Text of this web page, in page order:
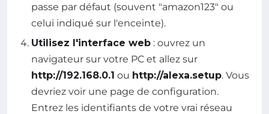
passe par défaut (souvent "amazon123" ou
celui indiqué sur l'enceinte).
Utilisez l'interface web : ouvrez un
navigateur sur votre PC et allez sur
http://192.168.0.1 ou http://alexa.setup. Vous
devriez voir une page de configuration.
Entrez les identifiants de votre vrai réseau